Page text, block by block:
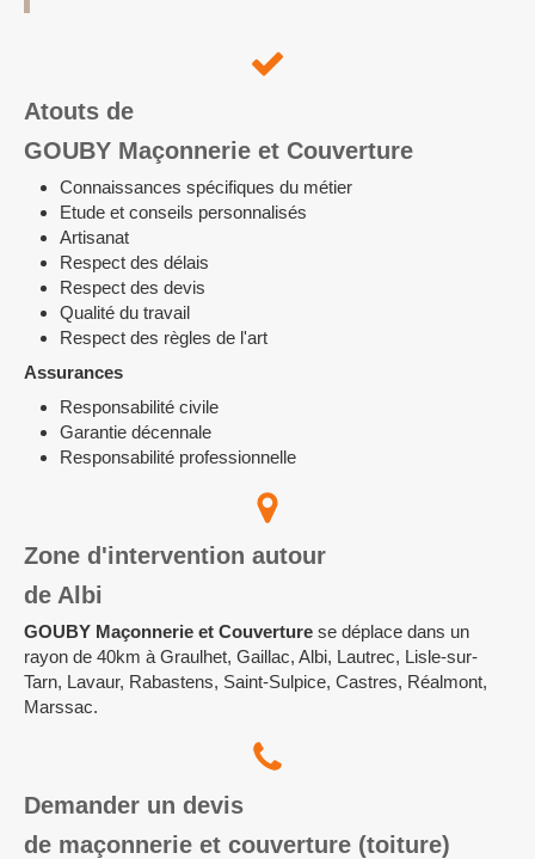
Atouts de
GOUBY Maçonnerie et Couverture
Connaissances spécifiques du métier
Etude et conseils personnalisés
Artisanat
Respect des délais
Respect des devis
Qualité du travail
Respect des règles de l'art
Assurances
Responsabilité civile
Garantie décennale
Responsabilité professionnelle
Zone d'intervention autour
de Albi
GOUBY Maçonnerie et Couverture se déplace dans un
rayon de 40km à Graulhet, Gaillac, Albi, Lautrec, Lisle-sur-
Tarn, Lavaur, Rabastens, Saint-Sulpice, Castres, Réalmont,
Marssac.
Demander un devis
de maçonnerie et couverture (toiture)